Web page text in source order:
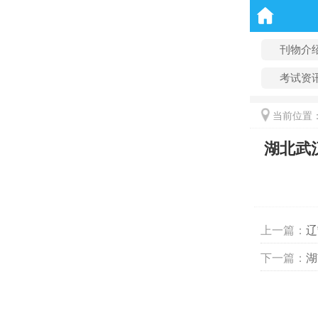
刊物介
考试资
当前位置
湖北武
上一篇： 辽
下一篇： 湖